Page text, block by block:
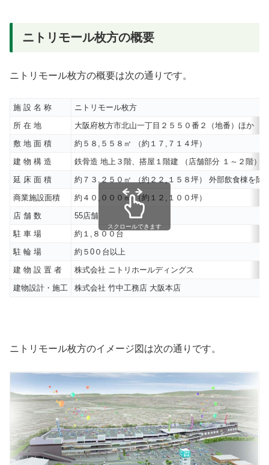
ニトリモール枚方の概要
ニトリモール枚方の概要は次の通りです。
施 設 名 称
ニトリモール枚方
所 在 地
大阪府枚方市北山一丁目２５５０番２（地番）ほか
敷 地 面 積
約５８,５５８㎡ （約１７,７１４坪）
建 物 構 造
鉄骨造 地上３階、搭屋１階建 （店舗部分 １～２階）
延 床 面 積
約７３,２５０㎡ （約２２,１５８坪） 外部飲食棟を除
商業施設面積
約４０,０００㎡ （約１２,１００坪）
店 舗 数
55店舗
駐 車 場
約１,８００台
駐 輪 場
約５0０台以上
建 物 設 置 者
株式会社 ニトリホールディングス
建物設計・施工
株式会社 竹中工務店 大阪本店
スクロールできます
ニトリモール枚方のイメージ図は次の通りです。